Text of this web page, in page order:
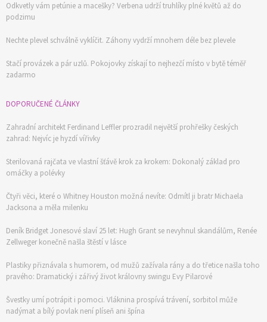
Odkvetly vám petúnie a macešky? Verbena udrží truhlíky plné květů až do
podzimu
Nechte plevel schválně vyklíčit. Záhony vydrží mnohem déle bez plevele
Stačí provázek a pár uzlů. Pokojovky získají to nejhezčí místo v bytě téměř
zadarmo
DOPORUČENÉ ČLÁNKY
Zahradní architekt Ferdinand Leffler prozradil největší prohřešky českých
zahrad: Nejvíc je hyzdí vířivky
Sterilovaná rajčata ve vlastní šťávě krok za krokem: Dokonalý základ pro
omáčky a polévky
Čtyři věci, které o Whitney Houston možná nevíte: Odmítl ji bratr Michaela
Jacksona a měla milenku
Deník Bridget Jonesové slaví 25 let: Hugh Grant se nevyhnul skandálům, Renée
Zellweger konečně našla štěstí v lásce
Plastiky přiznávala s humorem, od mužů zažívala rány a do třetice našla toho
pravého: Dramatický i zářivý život královny swingu Evy Pilarové
Švestky umí potrápit i pomoci. Vláknina prospívá trávení, sorbitol může
nadýmat a bílý povlak není plíseň ani špína